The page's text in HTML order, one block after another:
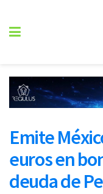
Emite
euros en
deuda de